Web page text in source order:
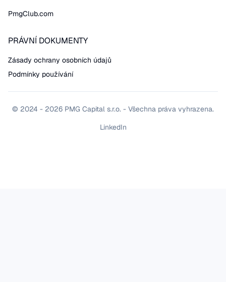
PmgClub.com
PRÁVNÍ DOKUMENTY
Zásady ochrany osobních údajů
Podmínky používání
© 2024 - 2026 PMG Capital s.r.o. - Všechna práva vyhrazena.
LinkedIn